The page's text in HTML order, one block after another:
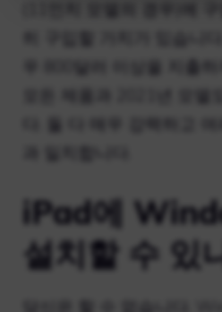
우 800달러 이상을 지출
모든 제품과 2021년 모델
다. 둘 다 매우 강력하고
과 일치합니다.
iPad에
설치할 수 있